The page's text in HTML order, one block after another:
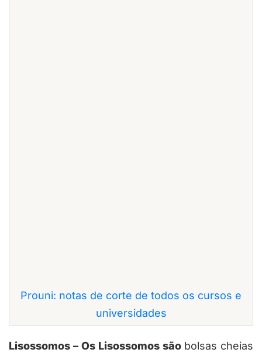
Prouni: notas de corte de todos os cursos e
universidades
Lisossomos – Os Lisossomos são bolsas cheias